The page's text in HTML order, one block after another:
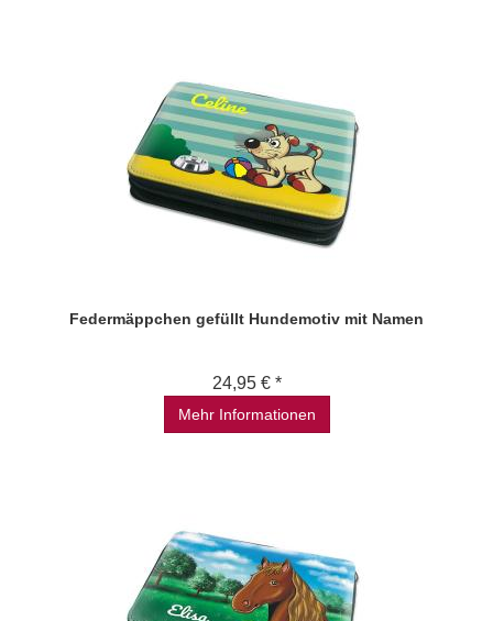
Federmäppchen gefüllt Hundemotiv mit Namen
24,95 € *
Mehr Informationen